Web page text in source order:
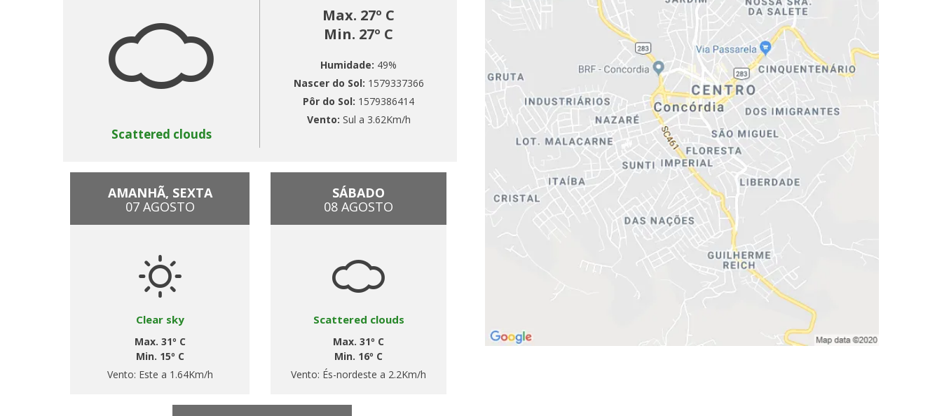
Scattered clouds
Max. 27º C
Min. 27º C
Humidade: 49%
Nascer do Sol: 1579337366
Pôr do Sol: 1579386414
Vento: Sul a 3.62Km/h
AMANHÃ, SEXTA
07 AGOSTO
Clear sky
Max. 31º C
Min. 15º C
Vento: Este a 1.64Km/h
SÁBADO
08 AGOSTO
Scattered clouds
Max. 31º C
Min. 16º C
Vento: És-nordeste a 2.2Km/h